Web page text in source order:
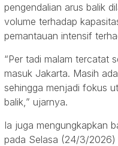
pengendalian arus balik
volume terhadap
pemantauan intensif
“Per tadi malam tercatat
masuk Jakarta. Masih
sehingga menjadi fokus
balik,” ujarnya.
Ia juga mengungkapkan
pada Selasa (24/3/2026)